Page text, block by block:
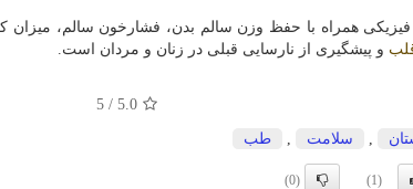
همراه با حفظ وزن سالم بدن، فشارخون سالم، میزان
و پیشگیری از نارسایی قبلی در زنان و مردان است.
5.0
/ 5
سلامت طب
(1)
(0)